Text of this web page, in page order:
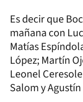
Es decir que
mañana con
Matías
López; Martín
Leonel
Salom y